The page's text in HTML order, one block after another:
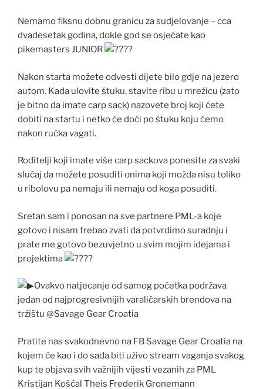
Nemamo fiksnu dobnu granicu za sudjelovanje – cca
dvadesetak godina, dokle god se osjećate kao
pikemasters JUNIOR
Nakon starta možete odvesti dijete bilo gdje na jezero
autom. Kada ulovite štuku, stavite ribu u mrežicu (zato
je bitno da imate carp sack) nazovete broj koji ćete
dobiti na startu i netko će doći po štuku koju ćemo
nakon ručka vagati.
Roditelji koji imate više carp sackova ponesite za svaki
slučaj da možete posuditi onima koji možda nisu toliko
u ribolovu pa nemaju ili nemaju od koga posuditi.
Sretan sam i ponosan na sve partnere PML-a koje
gotovo i nisam trebao zvati da potvrdimo suradnju i
prate me gotovo bezuvjetno u svim mojim idejama i
projektima
Ovakvo natjecanje od samog početka podržava
jedan od najprogresivnijih varaličarskih brendova na
tržištu @Savage Gear Croatia
Pratite nas svakodnevno na FB Savage Gear Croatia na
kojem će kao i do sada biti uživo stream vaganja svakog
kup te objava svih važnijih vijesti vezanih za PML
Kristijan Košćal Theis Frederik Gronemann